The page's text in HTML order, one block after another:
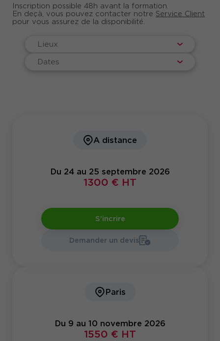
Inscription possible 48h avant la formation.
En deçà, vous pouvez contacter notre Service Client
pour vous assurez de la disponibilité.
Lieux
Dates
A distance
Du 24 au 25 septembre 2026
1300 € HT
S'incrire
Demander un devis
Paris
Du 9 au 10 novembre 2026
1550 € HT